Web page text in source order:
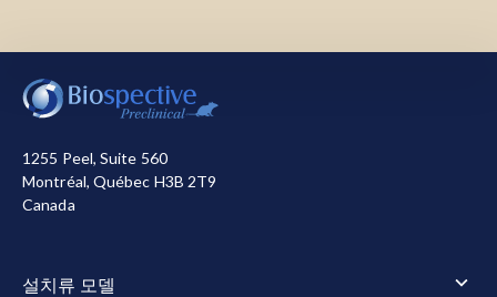
니다. 또한, 사이트 사용 방식을 측정하거나 마케팅 목적
으로 개선을 돕기 위해 다른 쿠키를 사용합니다. 사용자
사용하는 쿠키에 대한 자세한 정보는
참조하십시오.
1255 Peel, Suite 560
Montréal, Québec H3B 2T9
Canada
설치류 모델